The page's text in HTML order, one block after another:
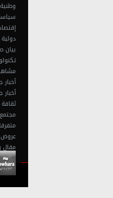
وطنية
دولية
ثقافة
مجتمع
مقال